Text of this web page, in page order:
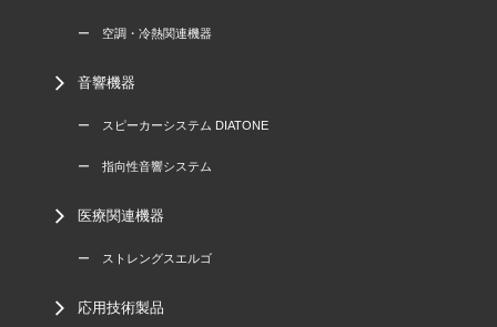
ー 空調・冷熱関連機器
音響機器
ー スピーカーシステム DIATONE
ー 指向性音響システム
医療関連機器
ー ストレングスエルゴ
応用技術製品